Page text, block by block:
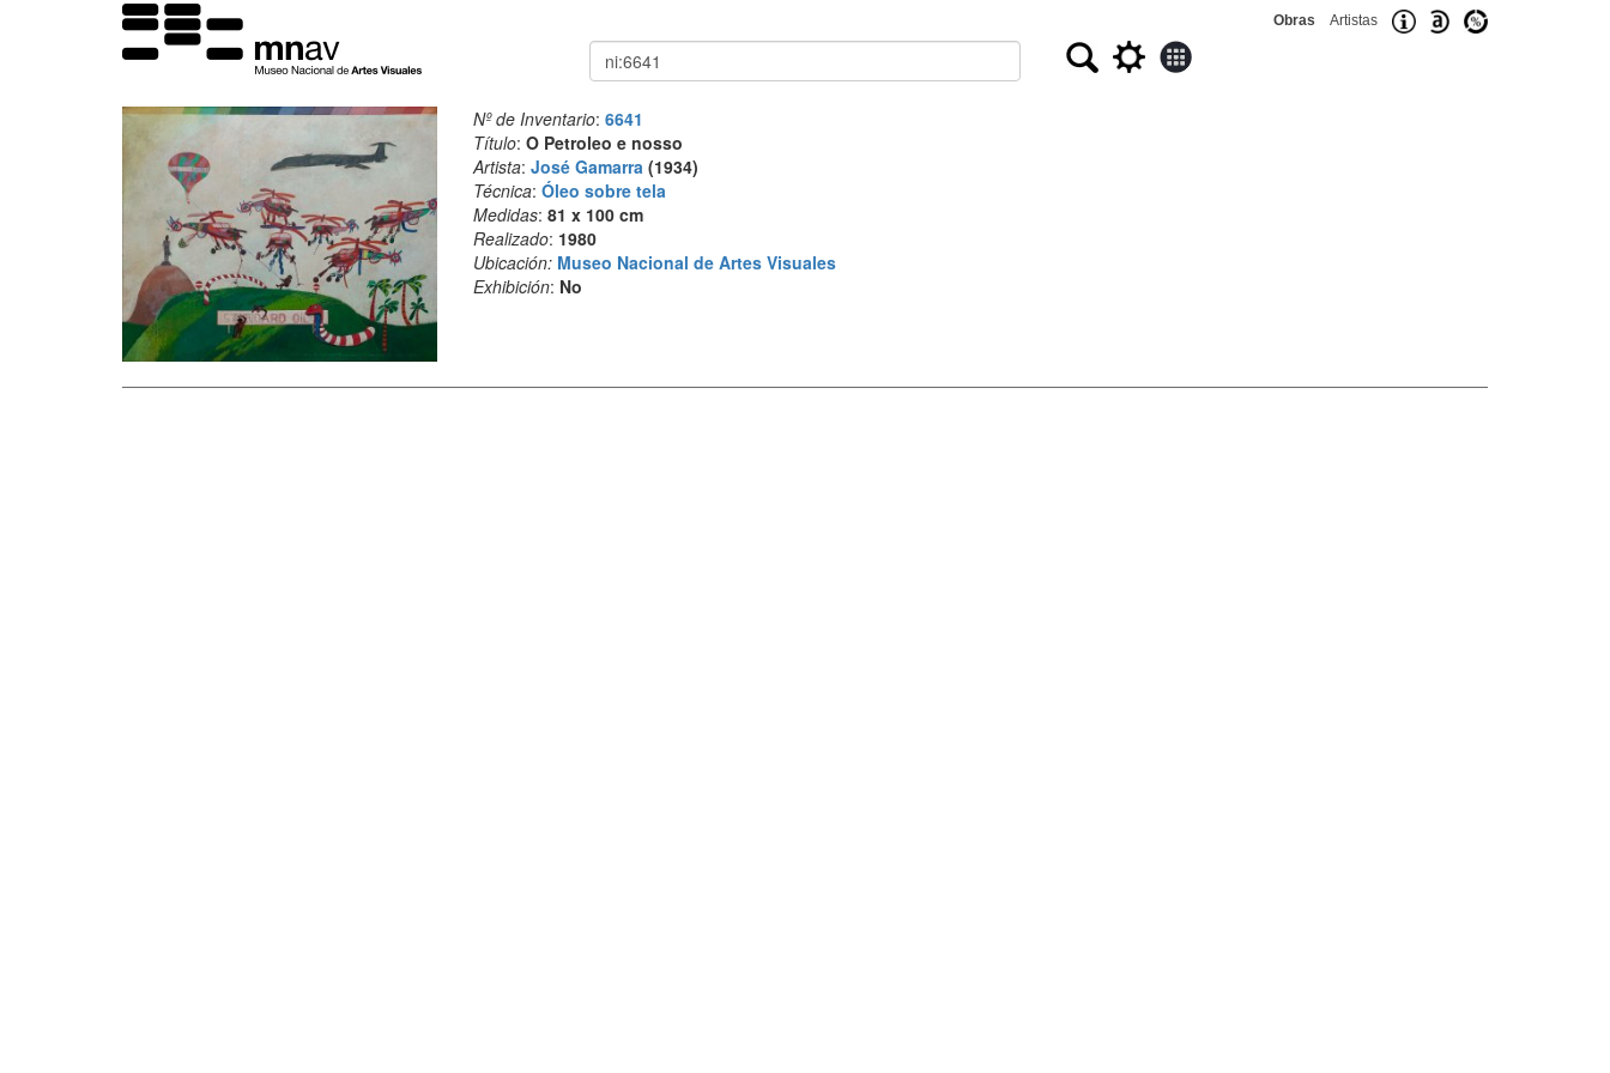
Obras Artistas
Buscar
Nº de Inventario: 6641
Título: O Petroleo e nosso
Artista: José Gamarra(1934)
Técnica: Óleo sobre tela
Medidas: 81 x 100 cm
Realizado: 1980
Ubicación: Museo Nacional de Artes Visuales
Exhibición: No